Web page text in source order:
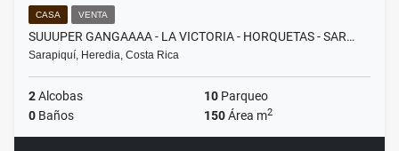
CASA VENTA
SUUUPER GANGAAAA - LA VICTORIA - HORQUETAS - SAR…
Sarapiquí, Heredia, Costa Rica
2Alcobas 10 Parqueo
0 Baños 150Área m2